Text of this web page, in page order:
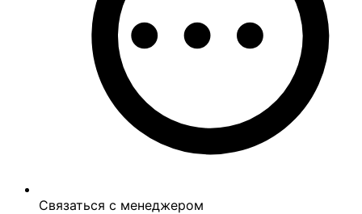
Связаться с менеджером